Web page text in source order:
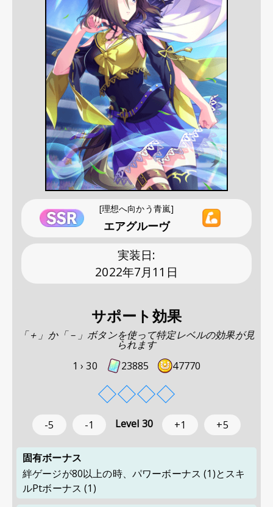
[理想へ向かう青嵐]
エアグルーヴ
実装日:
2022年7月11日
サポート効果
「＋」か「－」ボタンを使って特定レベルの効果が見
られます
1 ›30 23885 47770
◇◇◇◇
-5 -1 Level 30 +1 +5
固有ボーナス
絆ゲージが80以上の時、パワーボーナス (1)とスキ
ルPtボーナス (1)